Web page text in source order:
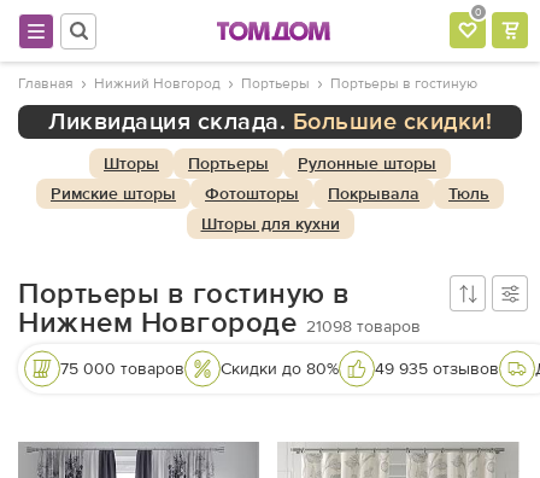
0
Главная Нижний Новгород Портьеры Портьеры в гостиную
Ликвидация склада. Большие скидки!
Шторы Портьеры
Рулонные шторы
Римские шторы
Фотошторы Покрывала
Тюль
Шторы для кухни
Портьеры в гостиную в
Нижнем Новгороде 21098товаров
75 000 товаров Скидки до 80% 49 935 отзывов